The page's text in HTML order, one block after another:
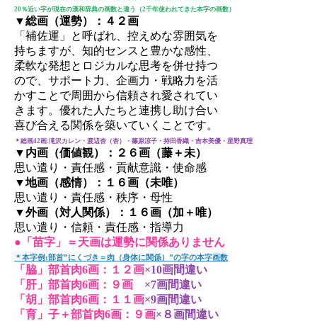
20％近い字が現在の漢和辞典の画数と違う（2千年使われてきた本字の画数）
▼総画（運勢）：４２画
「補佐運」と呼ばれ、控えめな雰囲気を
持ちますが、知的センスと豊かな感性、
柔軟な発想とロジカルな思考を併せ持つ
ので、サポート力、企画力・戦略力を活
かすことで周囲から信頼され愛されてい
きます。優れた人たちと連携し助け合い
喜び合える関係を築いていくことです。
＊総画42画:滝沢カレン・渡辺杏（杏）・篠原涼子・持田香織・吉本美優・星野真理
▼内画（価値観）：２６画（藤＋未）
思い遣り・責任感・貢献意識・使命感
▼地画（感情）：１６画（未唯）
思い遣り・責任感・秩序・母性
▼外画（対人関係）：１６画（加＋唯）
思い遣り・信頼・責任感・指導力
●「苗字」＝天画は運勢に関係ありません
＊本字例:部首”にくづき＝肉（身体に関係）”の字の本字画数
「脇」部首肉6画：１２画×10画間違い
「肝」部首肉6画：９画 ×7画間違い
「胡」部首肉6画：１１画×9画間違い
「育」子＋部首肉6画：９画×８画間違い